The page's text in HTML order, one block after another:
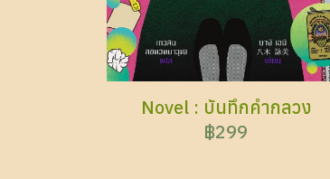
Novel : บันทึกคำกลวง
฿299